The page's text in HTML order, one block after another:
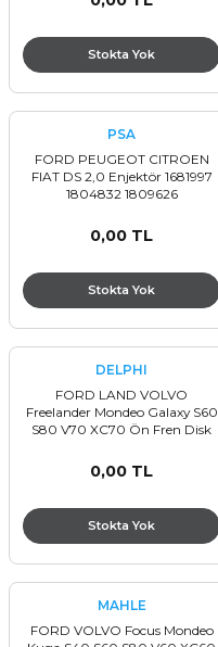
Stokta Yok
PSA
FORD PEUGEOT CITROEN
FIAT DS 2,0 Enjektör 1681997
1804832 1809626
9M5Q9F595BB 1608902180
1980.L3 71795042 9686191080
0,00 TL
Stokta Yok
DELPHI
FORD LAND VOLVO
Freelander Mondeo Galaxy S60
S80 V70 XC70 Ön Fren Disk
0,00 TL
Stokta Yok
MAHLE
FORD VOLVO Focus Mondeo